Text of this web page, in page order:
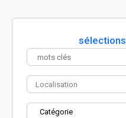
sélections
Localisation